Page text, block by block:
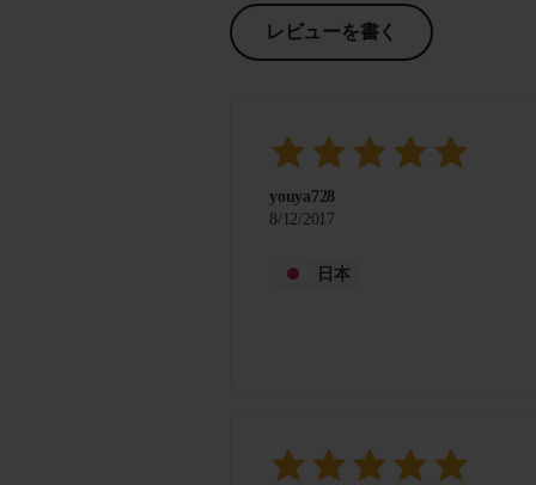
レビューを書く
youya728
8/12/2017
日本